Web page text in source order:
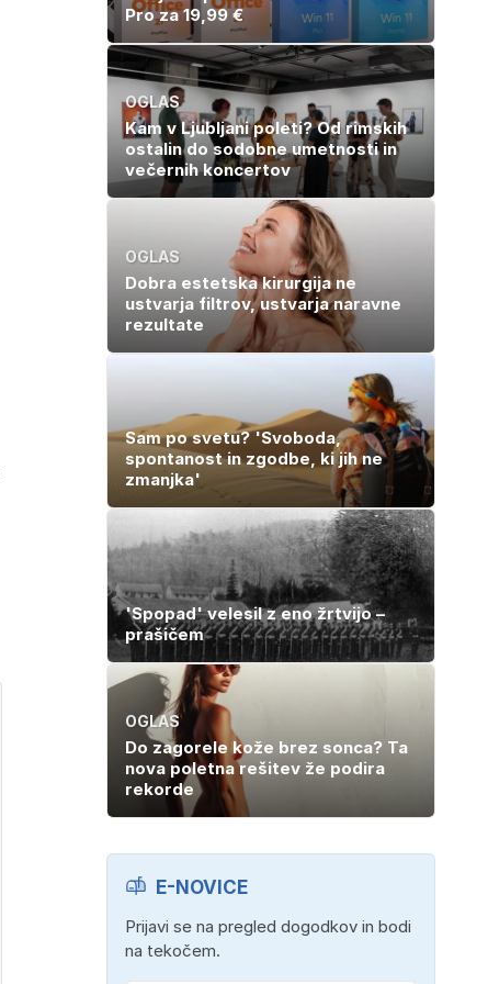
Pro za 19,99 €
OGLAS
Kam v Ljubljani poleti? Od rimskih
ostalin do sodobne umetnosti in
večernih koncertov
OGLAS
Dobra estetska kirurgija ne
ustvarja filtrov, ustvarja naravne
rezultate
Sam po svetu? 'Svoboda,
spontanost in zgodbe, ki jih ne
zmanjka'
'Spopad' velesil z eno žrtvijo –
prašičem
OGLAS
Do zagorele kože brez sonca? Ta
nova poletna rešitev že podira
rekorde
E-NOVICE
Prijavi se na pregled dogodkov in bodi
na tekočem.